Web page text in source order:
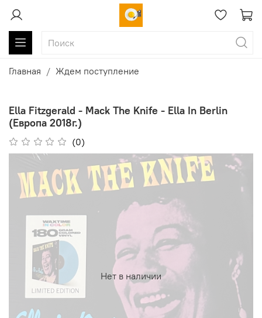
Главная Ждем поступление
Ella Fitzgerald - Mack The Knife - Ella In Berlin
(Европа 2018г.)
(0)
Нет в наличии